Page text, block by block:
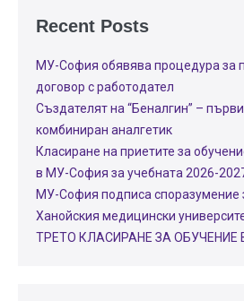
Recent Posts
МУ-София обявява процедура за
договор с работодател
Създателят на “Беналгин” –
комбиниран аналгетик
Класиране на приетите за
в МУ-София за учебната 2026-
МУ-София подписа споразумение
Ханойския медицински
ТРЕТО КЛАСИРАНЕ ЗА ОБУЧЕНИЕ